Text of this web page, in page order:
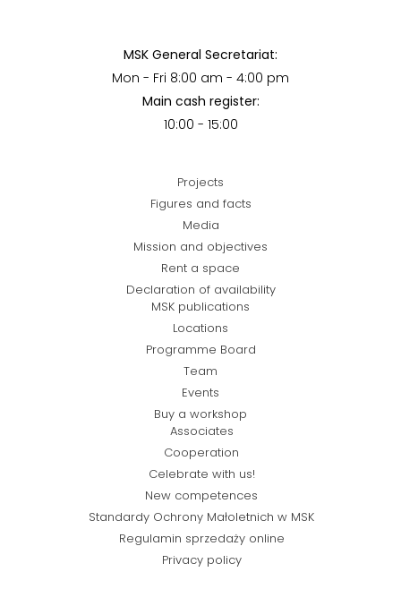
MSK General Secretariat:
Mon - Fri 8:00 am - 4:00 pm
Main cash register:
10:00 - 15:00
Projects
Figures and facts
Media
Mission and objectives
Rent a space
Declaration of availability
MSK publications
Locations
Programme Board
Team
Events
Buy a workshop
Associates
Cooperation
Celebrate with us!
New competences
Standardy Ochrony Małoletnich w MSK
Regulamin sprzedaży online
Privacy policy